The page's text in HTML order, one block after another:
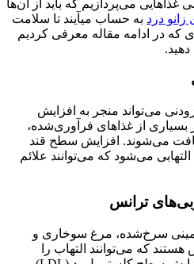
غذاهایی می‌پردازیم که باید از آن‌ها
درد به حساب میآیند تا سلامت
که در ادامه مقاله معرفی کردیم
می‌تواند منجر به افزایش
بسیاری از غذاهای فرآوری‌شده،
یافت می‌شوند. افزایش سطح قند
می‌شود که می‌توانند علائم
سرخ‌شده، مرغ سوخاری و
که می‌توانند التهاب را